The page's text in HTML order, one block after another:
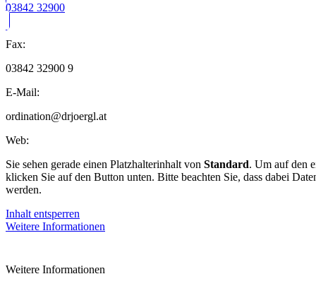
03842 32900
Fax:
03842 32900 9
E-Mail:
ordination@drjoergl.at
Web:
Sie sehen gerade einen Platzhalterinhalt von Standard. Um auf den
klicken Sie auf den Button unten. Bitte beachten Sie, dass dabei
werden.
Inhalt entsperren
Weitere Informationen
Weitere Informationen